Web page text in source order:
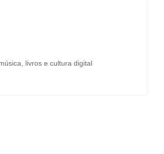
livros e cultura digital